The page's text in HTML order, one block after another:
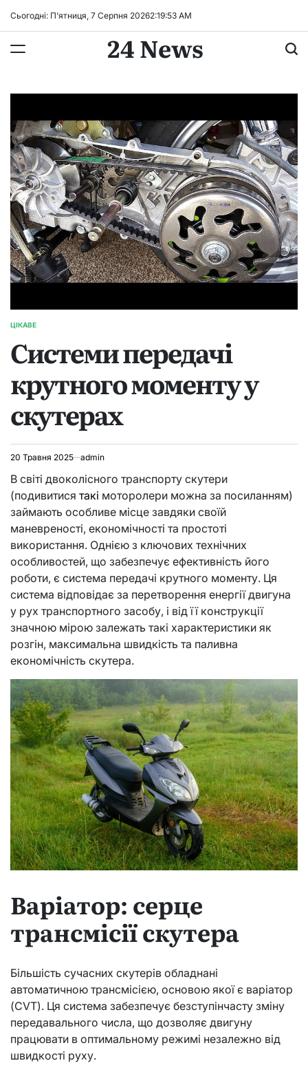
Сьогодні: П’ятниця, 7 Серпня 20262:19:54 AM
24 News
ОПУБЛІКУВАТИ
ЦІКАВЕ
Системи передачі
крутного моменту у
скутерах
20 Травня 2025 admin
В світі двоколісного транспорту скутери
(подивитися такі моторолери можна за посиланням)
займають особливе місце завдяки своїй
маневреності, економічності та простоті
використання. Однією з ключових технічних
особливостей, що забезпечує ефективність його
роботи, є система передачі крутного моменту. Ця
система відповідає за перетворення енергії двигуна
у рух транспортного засобу, і від її конструкції
значною мірою залежать такі характеристики як
розгін, максимальна швидкість та паливна
економічність скутера.
Варіатор: серце
трансмісії скутера
Більшість сучасних скутерів обладнані
автоматичною трансмісією, основою якої є варіатор
(CVT). Ця система забезпечує безступінчасту зміну
передавального числа, що дозволяє двигуну
працювати в оптимальному режимі незалежно від
швидкості руху.